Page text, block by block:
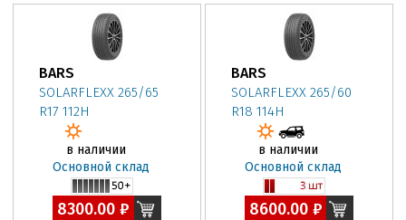
BARS
SOLARFLEXX 265/65
R17 112H
в наличии
Основной склад
8300.00 ₽
BARS
SOLARFLEXX 265/60
R18 114H
в наличии
Основной склад
8600.00 ₽